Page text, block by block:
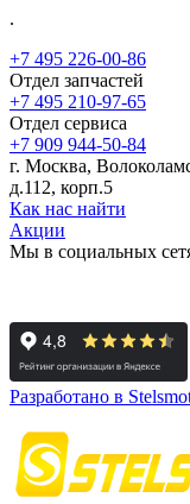
.
+7 495 226-00-86
Отдел запчастей
+7 495 210-97-65
Отдел сервиса
+7 909 944-50-84
г. Москва,
д.112, корп.5
Как нас найти
Акции
Мы в социальных
Разработано в